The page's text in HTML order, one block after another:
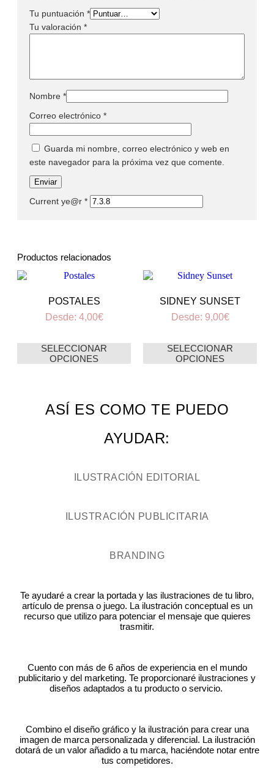
Productos relacionados
POSTALES
Desde: 4,00€
SELECCIONAR
OPCIONES
SIDNEY SUNSET
Desde: 9,00€
SELECCIONAR
OPCIONES
Tu puntuación *
Tu valoración *
Nombre *
Correo electrónico *
Guarda mi nombre, correo electrónico y web en
este navegador para la próxima vez que comente.
Current ye@r *
ASÍ ES COMO TE PUEDO
AYUDAR:
ILUSTRACIÓN EDITORIAL
ILUSTRACIÓN PUBLICITARIA
BRANDING
Te ayudaré a crear la portada y las ilustraciones de tu libro,
artículo de prensa o juego. La ilustración conceptual es un
recurso que utilizo para potenciar el mensaje que quieres
trasmitir.
Cuento con más de 6 años de experiencia en el mundo
publicitario y del marketing. Te proporcionaré ilustraciones y
diseños adaptados a tu producto o servicio.
Combino el diseño gráfico y la ilustración para crear una
imagen de marca personalizada y diferencial. La ilustración
dotará de un valor añadido a tu marca, haciéndote notar entre
tus competidores.